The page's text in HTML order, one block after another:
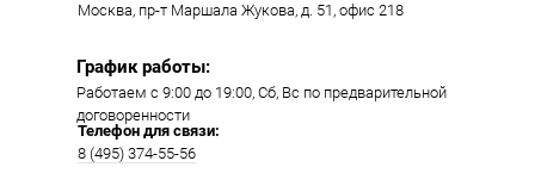
Работаем с 9:00 до 19:00​, Сб, Вс по предварительной
договоренности
Москва, пр-т Маршала Жукова, д. 51, офис 218​​
График работы:
Телефон для связи:
8 (495) 374-55-56​